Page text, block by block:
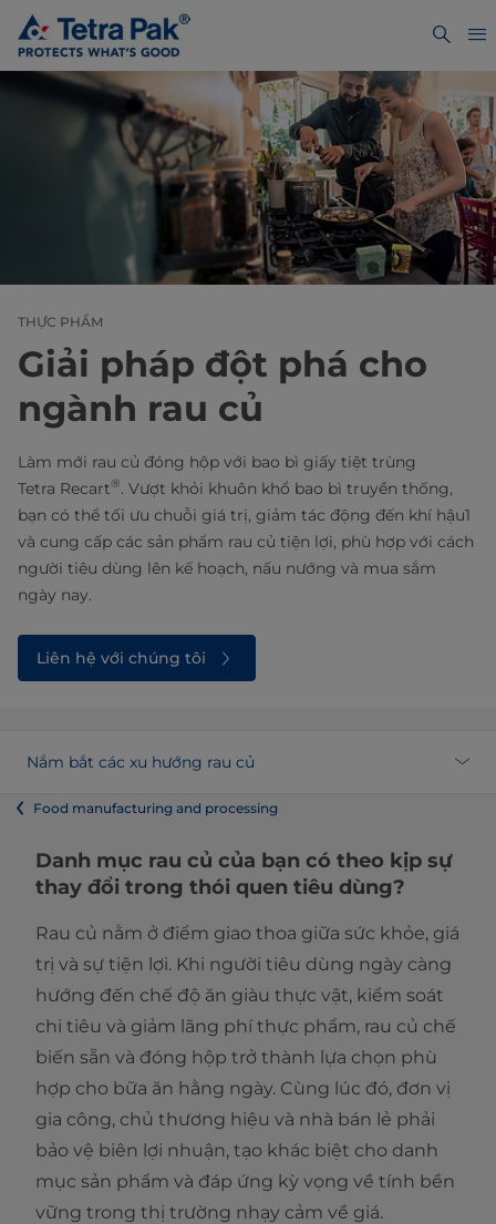
THỰC PHẨM
Giải pháp đột phá cho
ngành rau củ
Làm mới rau củ đóng hộp với bao bì giấy tiệt trùng
Tetra Recart®. Vượt khỏi khuôn khổ bao bì truyền thống,
bạn có thể tối ưu chuỗi giá trị, giảm tác động đến khí hậu1
và cung cấp các sản phẩm rau củ tiện lợi, phù hợp với cách
người tiêu dùng lên kế hoạch, nấu nướng và mua sắm
ngày nay.
Liên hệ với chúng tôi
Nắm bắt các xu hướng rau củ
Food manufacturing and processing
Danh mục rau củ của bạn có theo kịp sự
thay đổi trong thói quen tiêu dùng?
Rau củ nằm ở điểm giao thoa giữa sức khỏe, giá
trị và sự tiện lợi. Khi người tiêu dùng ngày càng
hướng đến chế độ ăn giàu thực vật, kiểm soát
chi tiêu và giảm lãng phí thực phẩm, rau củ chế
biến sẵn và đóng hộp trở thành lựa chọn phù
hợp cho bữa ăn hằng ngày. Cùng lúc đó, đơn vị
gia công, chủ thương hiệu và nhà bán lẻ phải
bảo vệ biên lợi nhuận, tạo khác biệt cho danh
mục sản phẩm và đáp ứng kỳ vọng về tính bền
vững trong thị trường nhạy cảm về giá.